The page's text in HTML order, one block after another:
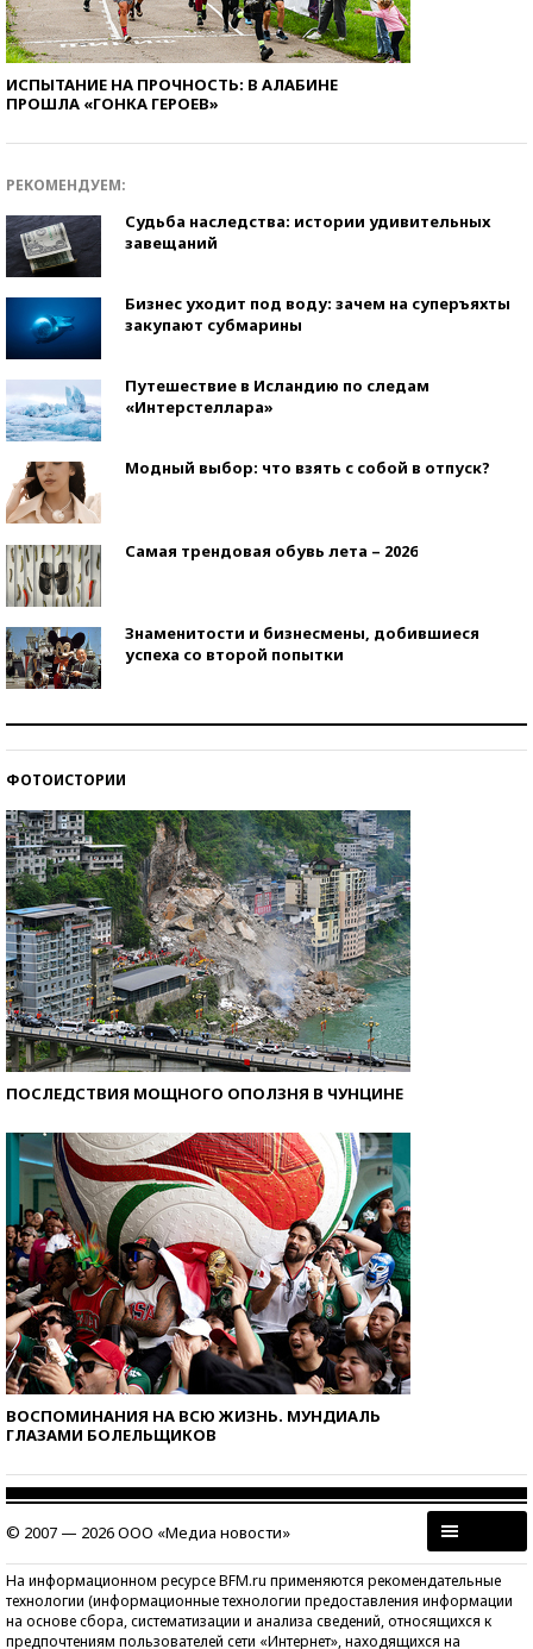
ИСПЫТАНИЕ НА ПРОЧНОСТЬ: В АЛАБИНЕ
ПРОШЛА «ГОНКА ГЕРОЕВ»
РЕКОМЕНДУЕМ:
Судьба наследства: истории удивительных
завещаний
Бизнес уходит под воду: зачем на суперъяхты
закупают субмарины
Путешествие в Исландию по следам
«Интерстеллара»
Модный выбор: что взять с собой в отпуск?
Самая трендовая обувь лета – 2026
Знаменитости и бизнесмены, добившиеся
успеха со второй попытки
ФОТОИСТОРИИ
ПОСЛЕДСТВИЯ МОЩНОГО ОПОЛЗНЯ В ЧУНЦИНЕ
ВОСПОМИНАНИЯ НА ВСЮ ЖИЗНЬ. МУНДИАЛЬ
ГЛАЗАМИ БОЛЕЛЬЩИКОВ
© 2007 — 2026 ООО «Медиа новости»
На информационном ресурсе BFM.ru применяются рекомендательные
технологии (информационные технологии предоставления информации
на основе сбора, систематизации и анализа сведений, относящихся к
предпочтениям пользователей сети «Интернет», находящихся на